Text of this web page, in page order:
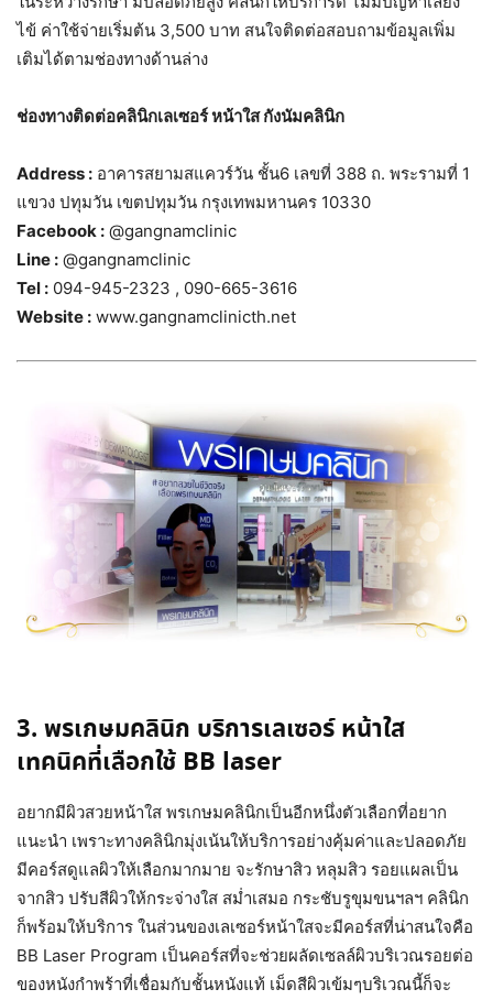
ไข้ ค่าใช้จ่ายเริ่มต้น 3,500 บาท สนใจติดต่อสอบถามข้อมูลเพิ่ม
เติมได้ตามช่องทางด้านล่าง
ช่องทางติดต่อคลินิกเลเซอร์ หน้าใส กังนัมคลินิก
Address : อาคารสยามสแควร์วัน ชั้น6 เลขที่ 388 ถ. พระรามที่ 1
แขวง ปทุมวัน เขตปทุมวัน กรุงเทพมหานคร 10330
Facebook : @gangnamclinic
Line : @gangnamclinic
Tel : 094-945-2323 , 090-665-3616
Website : www.gangnamclinicth.net
3. พรเกษมคลินิก บริการเลเซอร์ หน้าใส
เทคนิคที่เลือกใช้ BB laser
อยากมีผิวสวยหน้าใส พรเกษมคลินิกเป็นอีกหนึ่งตัวเลือกที่อยาก
แนะนำ เพราะทางคลินิกมุ่งเน้นให้บริการอย่างคุ้มค่าและปลอดภัย
มีคอร์สดูแลผิวให้เลือกมากมาย จะรักษาสิว หลุมสิว รอยแผลเป็น
จากสิว ปรับสีผิวให้กระจ่างใส สม่ำเสมอ กระชับรูขุมขนฯลฯ คลินิก
ก็พร้อมให้บริการ ในส่วนของเลเซอร์หน้าใสจะมีคอร์สที่น่าสนใจคือ
BB Laser Program เป็นคอร์สที่จะช่วยผลัดเซลล์ผิวบริเวณรอยต่อ
ของหนังกำพร้าที่เชื่อมกับชั้นหนังแท้ เม็ดสีผิวเข้มๆบริเวณนี้ก็จะ